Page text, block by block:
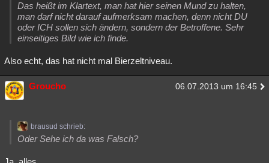
Das heißt im Klartext, man hat hier seinen Mund zu halten,
man darf nicht darauf aufmerksam machen, denn nicht DU
oder ICH sollen sich ändern, sondern der Betroffene. Sehr
einseitiges Bild wie ich finde.
Also echt, das hat nicht mal Bierzeltniveau.
Groucho 06.07.2013 um 16:45
brausud schrieb:
Oder Sehe ich da was Falsch?